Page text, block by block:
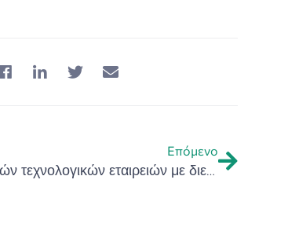
Επόμενο
CodeUA- πλατφόρμα σύνδεσης ουκρανικών τεχνολογικών εταιρειών με διεθνείς πελάτες